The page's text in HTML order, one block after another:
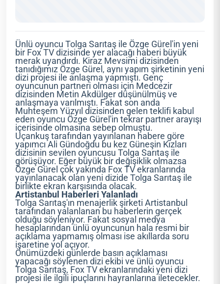
Ünlü oyuncu Tolga Sarıtaş ile Özge Gürel'in yeni
bir Fox TV dizisinde yer alacağı haberi büyük
merak uyandırdı. Kiraz Mevsimi dizisinden
tanıdığımız Özge Gürel, aynı yapım şirketinin yeni
dizi projesi ile anlaşma yapmıştı. Genç
oyuncunun partneri olması için Medcezir
dizisinden Metin Akdülger düşünülmüş ve
anlaşmaya varılmıştı. Fakat son anda
Muhteşem Yüzyıl dizisinden gelen teklifi kabul
eden oyuncu Özge Gürel'in tekrar partner arayışı
içerisinde olmasına sebep olmuştu.
Uçankuş tarafından yayınlanan habere göre
yapımcı Ali Gündoğdu bu kez Güneşin Kızları
dizisinin sevilen oyuncusu Tolga Sarıtaş ile
görüşüyor. Eğer büyük bir değişiklik olmazsa
Özge Gürel çok yakında Fox TV ekranlarında
yayınlanacak olan yeni dizide Tolga Sarıtaş ile
birlikte ekran karşısında olacak.
Artistanbul Haberleri Yalanladı
Tolga Sarıtaş'ın menajerlik şirketi Artistanbul
tarafından yalanlanan bu haberlerin gerçek
olduğu söyleniyor. Fakat sosyal medya
hesaplarından ünlü oyuncunun hala resmi bir
açıklama yapmamış olması ise akıllarda soru
işaretine yol açıyor.
Önümüzdeki günlerde basın açıklaması
yapacağı söylenen dizi ekibi ve ünlü oyuncu
Tolga Sarıtaş, Fox TV ekranlarındaki yeni dizi
projesi ile ilgili ipuçlarını hayranlarına iletecekler.